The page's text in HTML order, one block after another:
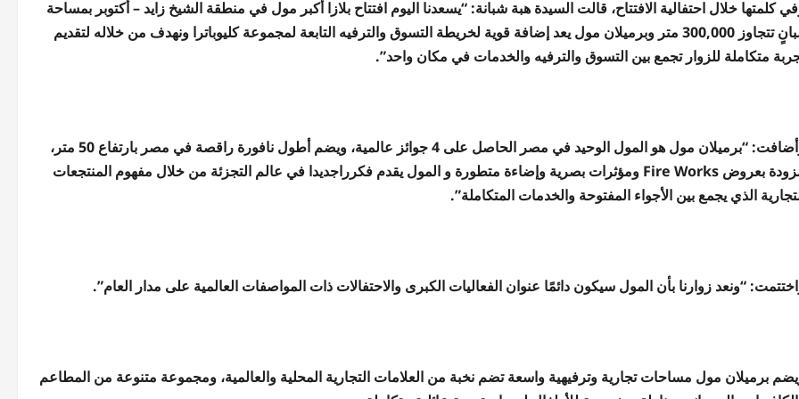
كلمتها خلال احتفالية الافتتاح، قالت السيدة هبة شبانة: “يسعدنا اليوم افتتاح بلازا أكبر مول في منطقة الشيخ زايد – أكتوبر بمساحة
مبانٍ تتجاوز 300,000 متر وبرميلان مول يعد إضافة قوية لخريطة التسوق والترفيه التابعة لمجموعة كليوباترا ونهدف من خلاله لتقديم
متكاملة للزوار تجمع بين التسوق والترفيه والخدمات في مكان واحد”.
وأضافت: “برميلان مول هو المول الوحيد في مصر الحاصل على 4 جوائز عالمية، ويضم أطول نافورة راقصة في مصر بارتفاع 50 متر،
مزودة بعروض Fire Works ومؤثرات بصرية وإضاءة متطورة و المول يقدم فكرراجديدا في عالم التجزئة من خلال مفهوم المنتجعات
الذي يجمع بين الأجواء المفتوحة والخدمات المتكاملة”.
“ونعد زوارنا بأن المول سيكون دائمًا عنوان الفعاليات الكبرى والاحتفالات ذات المواصفات العالمية على مدار العام”.
برميلان مول مساحات تجارية وترفيهية واسعة تضم نخبة من العلامات التجارية المحلية والعالمية، ومجموعة متنوعة من المطاعم